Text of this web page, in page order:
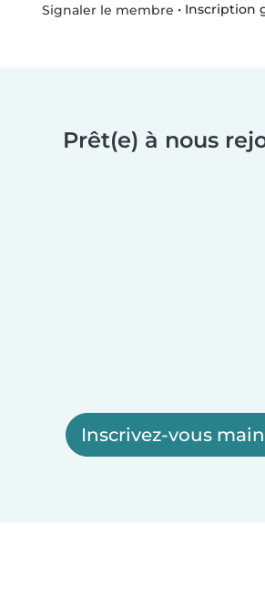
Signaler le membre • Inscription
Prêt(e) à nous
Inscrivez-vous